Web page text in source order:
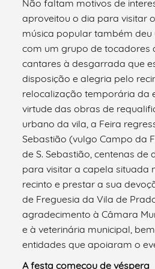
Não faltam motivos de
aproveitou o dia para visitar
música popular também deu
com um grupo de tocadores
cantares à desgarrada que
disposição e alegria pelo
relocalização temporária da
virtude das obras de
urbano da vila, a Feira
Sebastião (vulgo Campo da
de S. Sebastião, centenas
para visitar a capela situada
recinto e prestar a sua
de Freguesia da Vila de
agradecimento à Câmara
e à veterinária municipal,
entidades que apoiaram o
A festa começou de véspera